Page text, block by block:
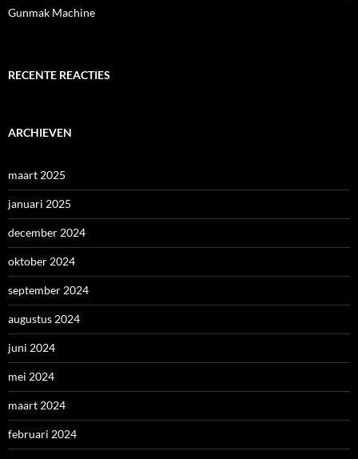
Gunmak Machine
RECENTE REACTIES
ARCHIEVEN
maart 2025
januari 2025
december 2024
oktober 2024
september 2024
augustus 2024
juni 2024
mei 2024
maart 2024
februari 2024